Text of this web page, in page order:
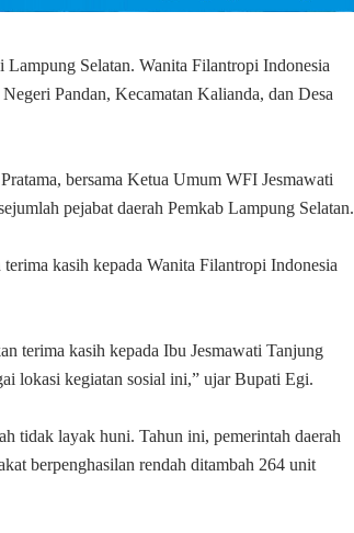
Selatan. Wanita Filantropi Indonesia
Pandan, Kecamatan Kalianda, dan Desa
bersama Ketua Umum WFI Jesmawati
pejabat daerah Pemkab Lampung Selatan.
kasih kepada Wanita Filantropi Indonesia
terima kasih kepada Ibu Jesmawati Tanjung
lokasi kegiatan sosial ini,” ujar Bupati Egi.
tidak layak huni. Tahun ini, pemerintah daerah
berpenghasilan rendah ditambah 264 unit